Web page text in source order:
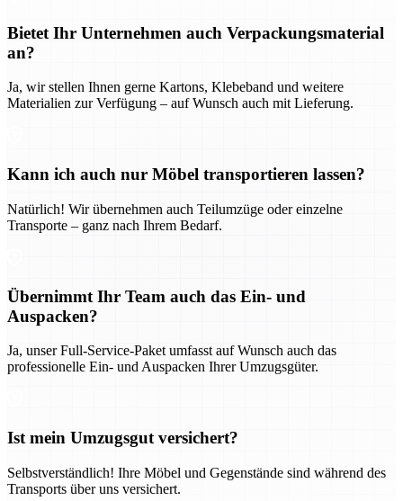
Bietet Ihr Unternehmen auch Verpackungsmaterial
an?
Ja, wir stellen Ihnen gerne Kartons, Klebeband und weitere
Materialien zur Verfügung – auf Wunsch auch mit Lieferung.
Kann ich auch nur Möbel transportieren lassen?
Natürlich! Wir übernehmen auch Teilumzüge oder einzelne
Transporte – ganz nach Ihrem Bedarf.
Übernimmt Ihr Team auch das Ein- und
Auspacken?
Ja, unser Full-Service-Paket umfasst auf Wunsch auch das
professionelle Ein- und Auspacken Ihrer Umzugsgüter.
Ist mein Umzugsgut versichert?
Selbstverständlich! Ihre Möbel und Gegenstände sind während des
Transports über uns versichert.